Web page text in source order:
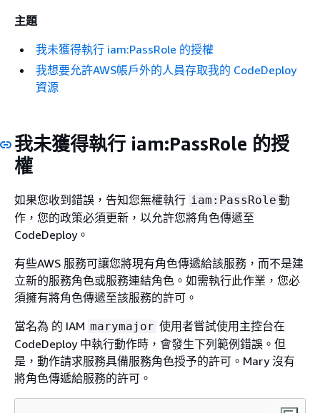
主題
我未獲得執行 iam:PassRole 的授權
我想要允許AWS帳戶外的人員存取我的 CodeDeploy
資源
我未獲得執行 iam:PassRole 的授
權
如果您收到錯誤，告知您無權執行 iam:PassRole 動
作，您的政策必須更新，以允許您將角色傳遞至
CodeDeploy。
有些AWS 服務可讓您將現有角色傳遞給該服務，而不是建
立新的服務角色或服務連結角色。如需執行此作業，您必
須擁有將角色傳遞至該服務的許可。
當名為 的 IAM marymajor 使用者嘗試使用主控台在
CodeDeploy 中執行動作時，會發生下列範例錯誤。但
是，動作請求服務具備服務角色授予的許可。Mary 沒有
將角色傳遞給服務的許可。